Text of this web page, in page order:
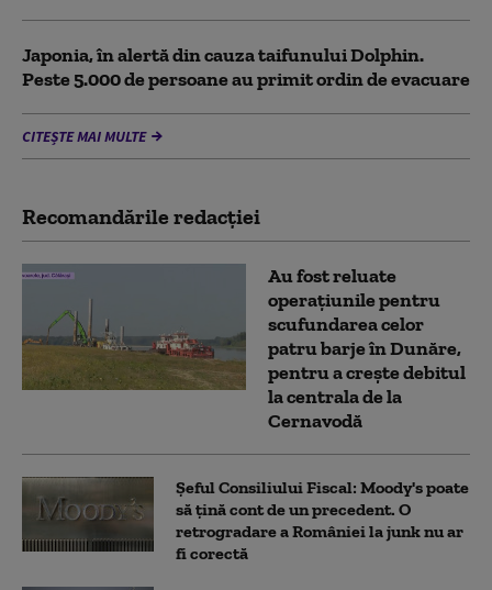
Japonia, în alertă din cauza taifunului Dolphin.
Peste 5.000 de persoane au primit ordin de evacuare
CITEȘTE MAI MULTE
Recomandările redacţiei
Au fost reluate
operațiunile pentru
scufundarea celor
patru barje în Dunăre,
pentru a crește debitul
la centrala de la
Cernavodă
Șeful Consiliului Fiscal: Moody's poate
să țină cont de un precedent. O
retrogradare a României la junk nu ar
fi corectă